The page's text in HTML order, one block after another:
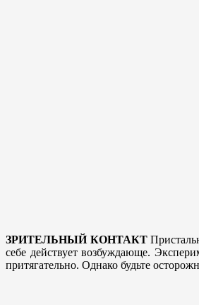
ЗРИТЕЛЬНЫЙ КОНТАКТ
себе действует возбуждающе.
притягательно. Однако будьте